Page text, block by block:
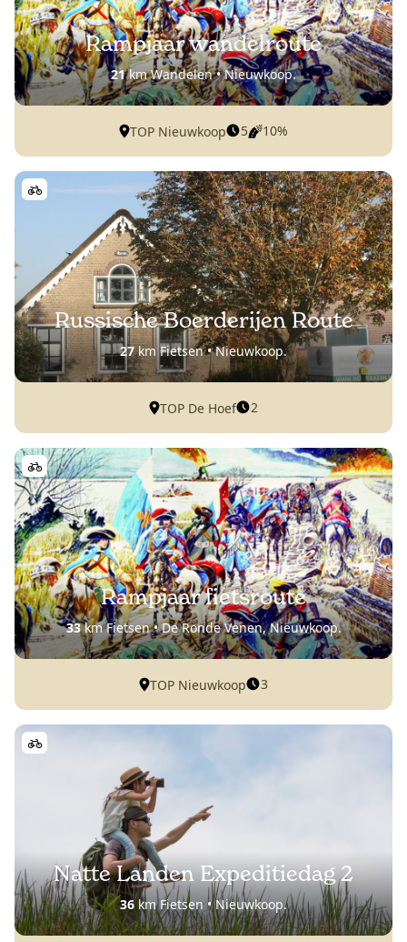
Rampjaar wandelroute
21km Wandelen • Nieuwkoop.
TOP Nieuwkoop 5 10%
Russische Boerderijen Route
27km Fietsen • Nieuwkoop.
TOP De Hoef 2
Rampjaar fietsroute
33km Fietsen • De Ronde Venen, Nieuwkoop.
TOP Nieuwkoop 3
Natte Landen Expeditiedag 2
36km Fietsen • Nieuwkoop.